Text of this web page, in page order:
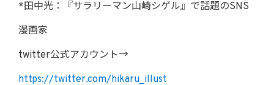
*田中光：『サラリーマン山崎シゲル』で話題のSNS
漫画家
twitter公式アカウント→
https://twitter.com/hikaru_illust